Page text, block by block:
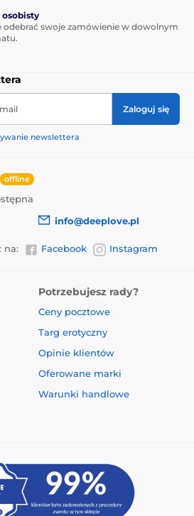
odebrać swoje zamówienie w dowolnym
Zaloguj się
newslettera
offline
info@deeplove.pl
na: Facebook Instagram
Potrzebujesz rady?
Ceny pocztowe
Targ erotyczny
Opinie klientów
Oferowane marki
Warunki handlowe